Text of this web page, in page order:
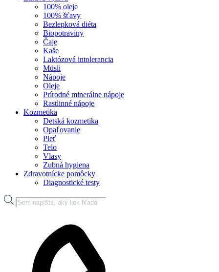
100% oleje
100% šťavy
Bezlepková diéta
Biopotraviny
Čaje
Kaše
Laktózová intolerancia
Müsli
Nápoje
Oleje
Prírodné minerálne nápoje
Rastlinné nápoje
Kozmetika
Detská kozmetika
Opaľovanie
Pleť
Telo
Vlasy
Zubná hygiena
Zdravotnícke pomôcky
Diagnostické testy
Products
search